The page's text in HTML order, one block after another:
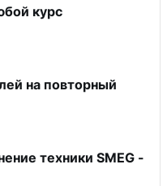
курс
на повторный
техники SMEG -